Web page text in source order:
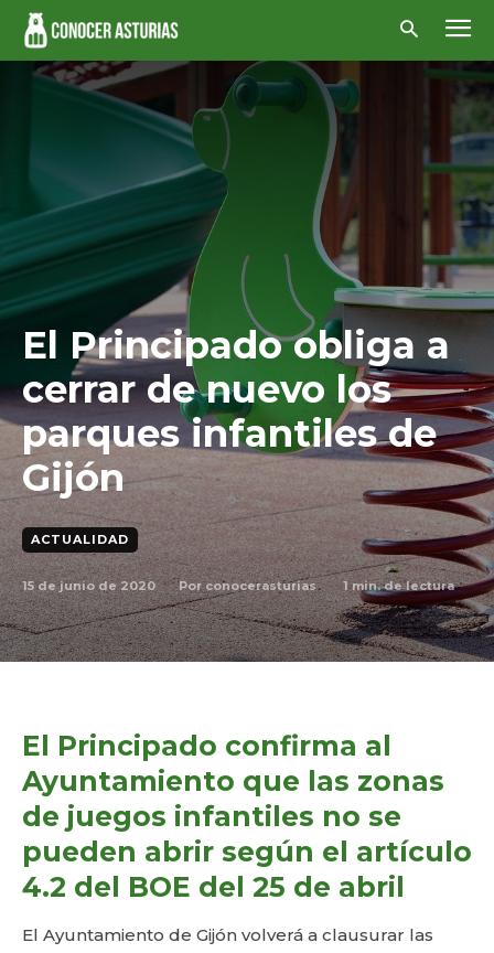
El Principado obliga a
cerrar de nuevo los
parques infantiles de
Gijón
ACTUALIDAD
15 de junio de 2020 Por conocerasturias 1min. de lectura
El Principado confirma al
Ayuntamiento que las zonas
de juegos infantiles no se
pueden abrir según el artículo
4.2 del BOE del 25 de abril
El Ayuntamiento de Gijón volverá a clausurar las